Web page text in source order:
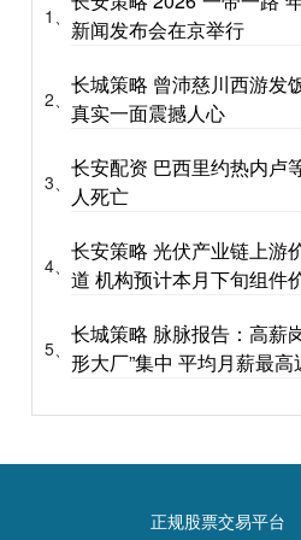
1、 新闻发布会在京举行
2、
长城策略 曾沛慈川西游发
真实一面震撼人心
3、
长安配资 巴西里约热内
人死亡
4、
长安策略 光伏产业链上游
道 机构预计本月下旬组件
5、
长城策略 脉脉报告：高薪
形大厂”集中 平均月薪最高
正规股票交易平台